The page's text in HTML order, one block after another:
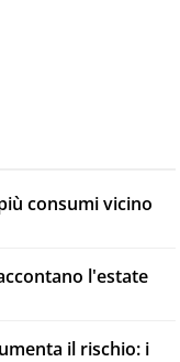
consumi vicino
l'estate
il rischio: i